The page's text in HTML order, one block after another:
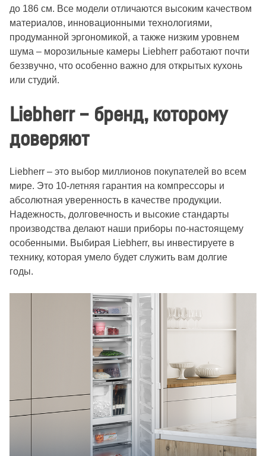
до 186 см. Все модели отличаются высоким качеством
материалов, инновационными технологиями,
продуманной эргономикой, а также низким уровнем
шума – морозильные камеры Liebherr работают почти
беззвучно, что особенно важно для открытых кухонь
или студий.
Liebherr – бренд, которому
доверяют
Liebherr – это выбор миллионов покупателей во всем
мире. Это 10-летняя гарантия на компрессоры и
абсолютная уверенность в качестве продукции.
Надежность, долговечность и высокие стандарты
производства делают наши приборы по-настоящему
особенными. Выбирая Liebherr, вы инвестируете в
технику, которая умело будет служить вам долгие
годы.